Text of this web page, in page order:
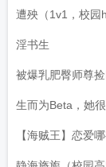
遭殃（1v1，校园h
淫书生
被爆乳肥臀师尊
生而为Beta，她
【海贼王】恋爱